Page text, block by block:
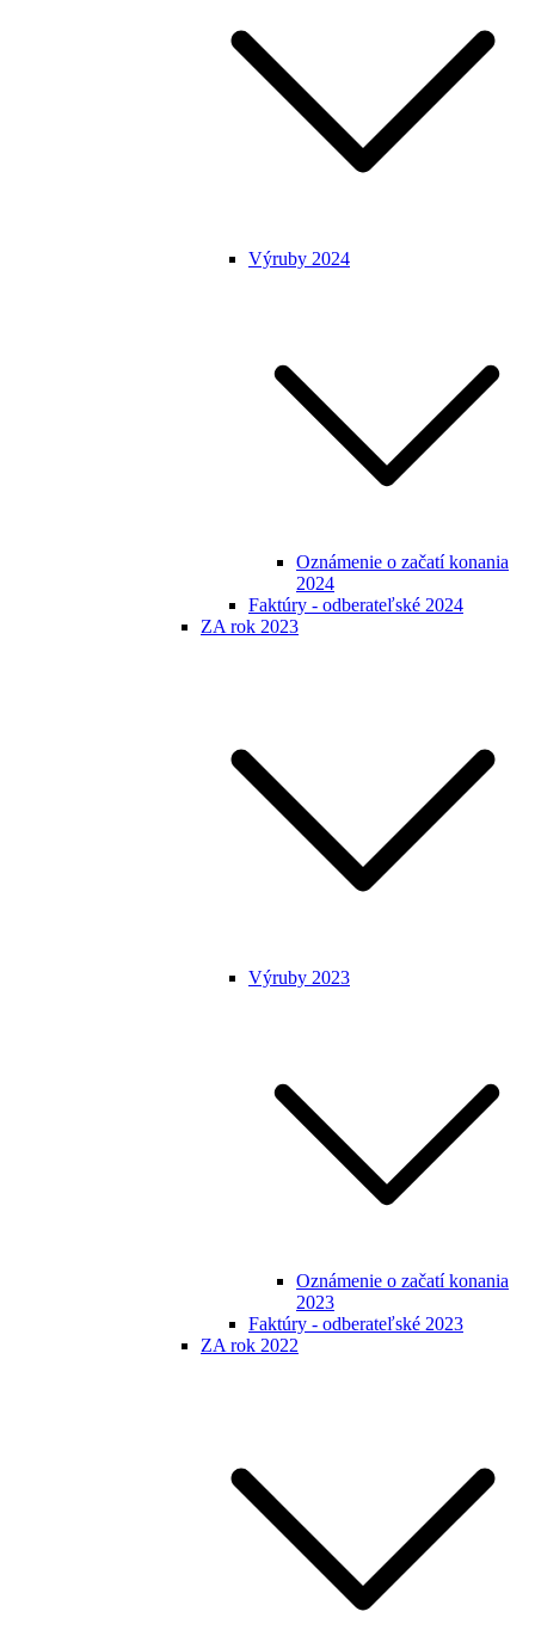
Výruby 2024
Oznámenie o začatí konania
2024
Faktúry - odberateľské 2024
ZA rok 2023
Výruby 2023
Oznámenie o začatí konania
2023
Faktúry - odberateľské 2023
ZA rok 2022